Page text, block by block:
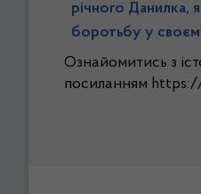
річного Данилка,
боротьбу у
Ознайомитись з
посиланням